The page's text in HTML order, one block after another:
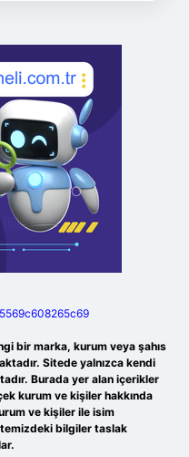
bir marka, kurum veya şahıs
Sitede yalnızca kendi
Burada yer alan içerikler
kurum ve kişiler hakkında
ve kişiler ile isim
bilgiler taslak